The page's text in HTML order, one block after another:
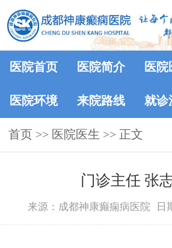
医院首页 医院简介 医院
医院环境 来院路线 就诊
首页 >> 医院医生 >> 正文
门诊主任 张
来源：成都神康癫痫病医院 日